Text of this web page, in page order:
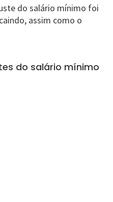
do salário mínimo foi
assim como o
do salário mínimo